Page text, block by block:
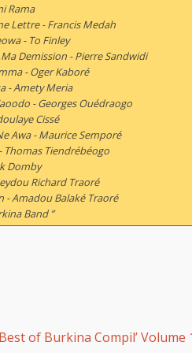
Rama
Lettre - Francis Medah
- To Finley
Ma Demission - Pierre Sandwidi
- Oger Kaboré
- Amety Meria
- Georges Ouédraogo
Cissé
Awa - Maurice Semporé
Thomas Tiendrébéogo
Domby
Richard Traoré
- Amadou Balaké Traoré
Band ”
Best of Burkina Compil’